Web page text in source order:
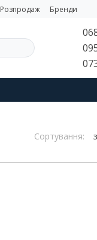
Розпродаж Бренди
Сортування: